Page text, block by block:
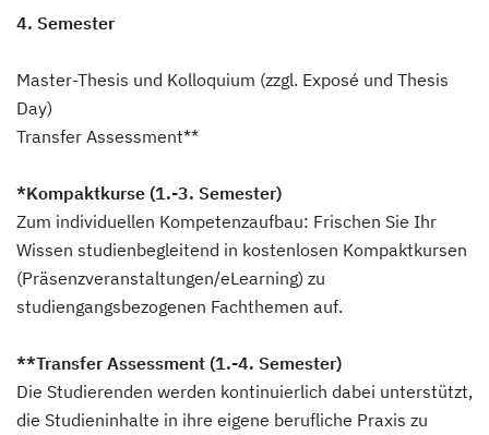
4. Semester
Master-Thesis und Kolloquium (zzgl. Exposé und Thesis
Day)
Transfer Assessment**
*Kompaktkurse (1.-3. Semester)
Zum individuellen Kompetenzaufbau: Frischen Sie Ihr
Wissen studienbegleitend in kostenlosen Kompaktkursen
(Präsenzveranstaltungen/eLearning) zu
studiengangsbezogenen Fachthemen auf.
**Transfer Assessment (1.-4. Semester)
Die Studierenden werden kontinuierlich dabei unterstützt,
die Studieninhalte in ihre eigene berufliche Praxis zu